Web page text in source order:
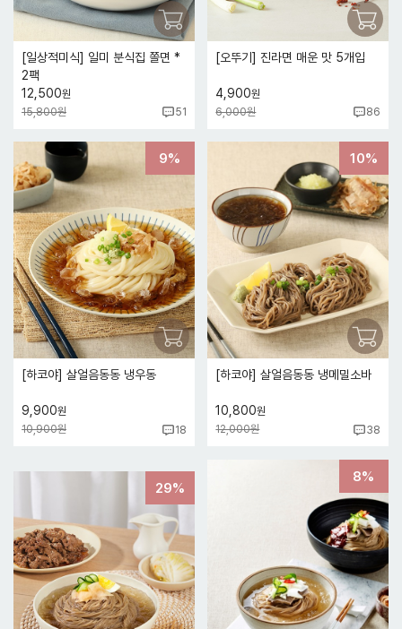
[일상적미식] 일미 분식집 쫄면 *
2팩
12,500원
15,800원
51
[오뚜기] 진라면 매운 맛 5개입
4,900원
6,000원
86
9%
[하코야] 살얼음동동 냉우동
9,900원
10,900원
18
10%
[하코야] 살얼음동동 냉메밀소바
10,800원
12,000원
38
29%
8%